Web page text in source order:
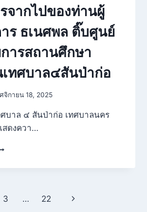
จากไปของท่านผู้
ร ธเนศพล ติ๊บศูนย์
ารสถานศึกษา
เทศบาล๔สันป่าก่อ
จิกายน 18, 2025
บาล ๔ สันป่าก่อ เทศบาลนคร
สดงควา…
อบครัว
3 … 22 Next